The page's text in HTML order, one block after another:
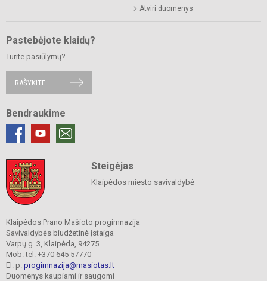
Atviri duomenys
Pastebėjote klaidų?
Turite pasiūlymų?
RAŠYKITE
Bendraukime
Steigėjas
Klaipėdos miesto savivaldybė
Klaipėdos Prano Mašioto progimnazija
Savivaldybės biudžetinė įstaiga
Varpų g. 3, Klaipėda, 94275
Mob. tel. +370 645 57770
El. p. progimnazija@masiotas.lt
Duomenys kaupiami ir saugomi